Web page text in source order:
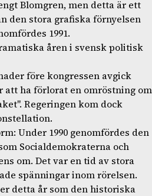
Blomgren, men detta är ett
den stora grafiska förnyelsen
1991.
åren i svensk politisk
före kongressen avgick
att ha förlorat en omröstning om
Regeringen kom dock
Under 1990 genomfördes den
Socialdemokraterna och
om. Det var en tid av stora
spänningar inom rörelsen.
detta år som den historiska